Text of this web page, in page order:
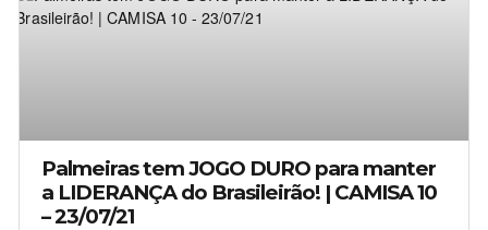
Palmeiras tem JOGO DURO para manter
a LIDERANÇA do Brasileirão! | CAMISA 10
– 23/07/21